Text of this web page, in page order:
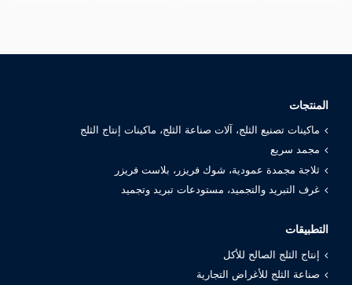
المنتجات
ماكينات تصنيع الثلج، آلات صناعة الثلج، ماكينات إنتاج الثلج
مجمد سريع
ثلاجة مجمدة عمودية، شوك فريزر، بلاست فريزر
غرف التبريد والتجميد، مستودعات تبريد وتجميد
التطبيقات
إنتاج الثلج الصالح للأكل
صناعة الثلج للأغراض التجارية